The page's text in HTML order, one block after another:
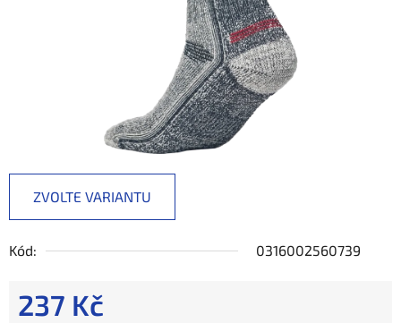
ZVOLTE VARIANTU
Kód: 0316002560739
237 Kč